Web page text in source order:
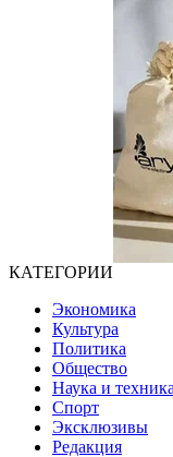
КАТЕГОРИИ
Экономика
Культура
Политика
Общество
Наука и техника
Спорт
Эксклюзивы
Редакция